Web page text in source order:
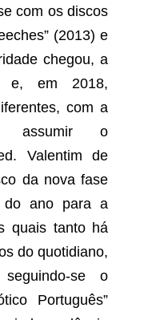
com os discos
(2013) e
chegou, a
e, em 2018,
com a
assumir o
Valentim de
da nova fase
do ano para a
quais tanto há
do quotidiano,
se o
Português”